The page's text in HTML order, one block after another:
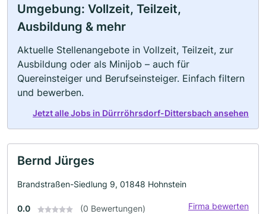
Umgebung: Vollzeit, Teilzeit,
Ausbildung & mehr
Aktuelle Stellenangebote in Vollzeit, Teilzeit, zur
Ausbildung oder als Minijob – auch für
Quereinsteiger und Berufseinsteiger. Einfach filtern
und bewerben.
Jetzt alle Jobs in Dürrröhrsdorf-Dittersbach ansehen
Bernd Jürges
Brandstraßen-Siedlung 9, 01848 Hohnstein
0.0 (0 Bewertungen) Firma bewerten